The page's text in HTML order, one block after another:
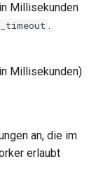
Millisekunden
.
Millisekunden)
an, die im
erlaubt